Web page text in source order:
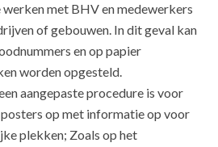
werken met BHV en medewerkers
of gebouwen. In dit geval kan
en op papier
worden opgesteld.
aangepaste procedure is voor
op met informatie op voor
plekken; Zoals op het